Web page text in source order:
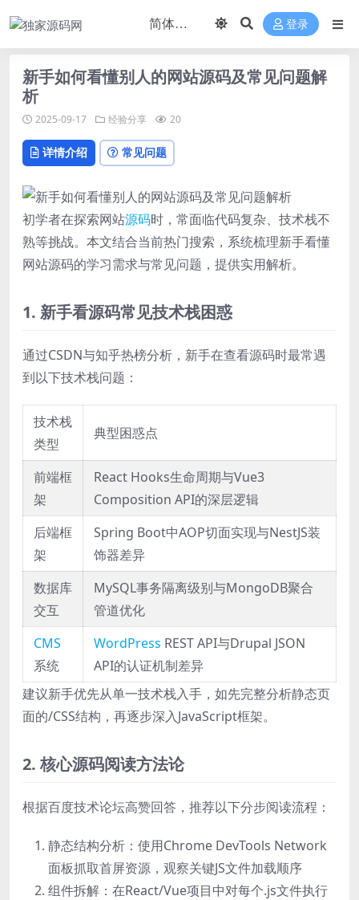
登录
新手如何看懂别人的网站源码及常见问题解
析
2025-09-17 经验分享 20
详情介绍 常见问题
初学者在探索网站源码时，常面临代码复杂、技术栈不
熟等挑战。本文结合当前热门搜索，系统梳理新手看懂
网站源码的学习需求与常见问题，提供实用解析。
1. 新手看源码常见技术栈困惑
通过CSDN与知乎热榜分析，新手在查看源码时最常遇
到以下技术栈问题：
技术栈
类型
典型困惑点
前端框
架
React Hooks生命周期与Vue3
Composition API的深层逻辑
后端框
架
Spring Boot中AOP切面实现与NestJS装
饰器差异
数据库
交互
MySQL事务隔离级别与MongoDB聚合
管道优化
CMS
系统
WordPress REST API与Drupal JSON
API的认证机制差异
建议新手优先从单一技术栈入手，如先完整分析静态页
面的/CSS结构，再逐步深入JavaScript框架。
2. 核心源码阅读方法论
根据百度技术论坛高赞回答，推荐以下分步阅读流程：
静态结构分析：使用Chrome DevTools Network
面板抓取首屏资源，观察关键JS文件加载顺序
组件拆解：在React/Vue项目中对每个.js文件执行